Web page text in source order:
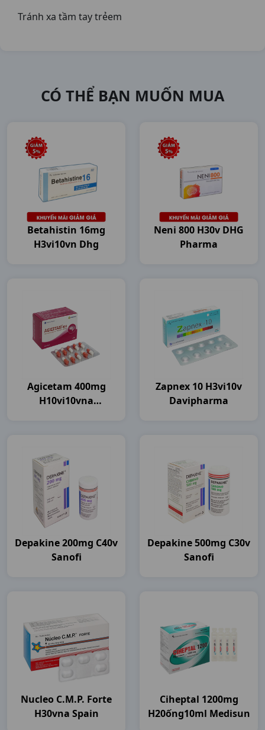
Tránh xa tầm tay trẻem
CÓ THỂ BẠN MUỐN MUA
Betahistin 16mg
H3vi10vn Dhg
Neni 800 H30v DHG
Pharma
Agicetam 400mg
H10vi10vna
Zapnex 10 H3vi10v
Davipharma
Depakine 200mg C40v
Sanofi
Depakine 500mg C30v
Sanofi
Nucleo C.m.p. Forte
H30vna Spain
Ciheptal 1200mg
H20ống10ml Medisun